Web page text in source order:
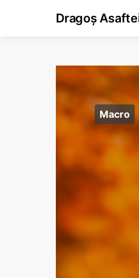
Dragoș
Macro